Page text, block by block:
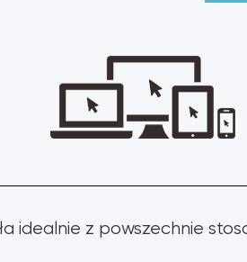
idealnie z powszechnie